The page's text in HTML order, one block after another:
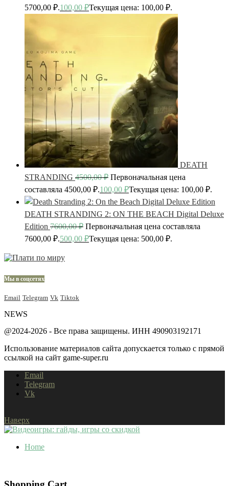
5700,00 ₽.100,00 ₽Текущая цена: 100,00 ₽.
DEATH
STRANDING 4500,00₽ Первоначальная цена
составляла 4500,00 ₽.100,00 ₽Текущая цена: 100,00 ₽.
DEATH STRANDING 2: ON THE BEACH Digital Deluxe
Edition 7600,00₽ Первоначальная цена составляла
7600,00 ₽.500,00 ₽Текущая цена: 500,00 ₽.
Мы в соцсетях
Email Telegram Vk Tiktok
NEWS
@2024-2026 - Все права защищены. ИНН 490903192171
Использование материалов сайта допускается только с прямой
ссылкой на сайт game-super.ru
Email
Telegram
Vk
Наверх
Home